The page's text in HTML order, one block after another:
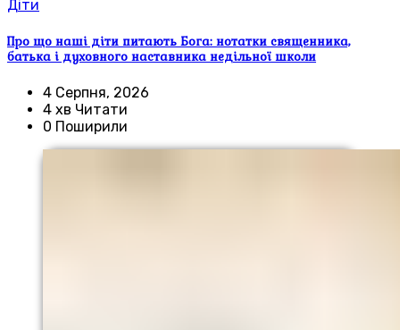
Діти
Про що наші діти питають Бога: нотатки священника,
батька і духовного наставника недільної школи
4 Серпня, 2026
4 хв Читати
0 Поширили